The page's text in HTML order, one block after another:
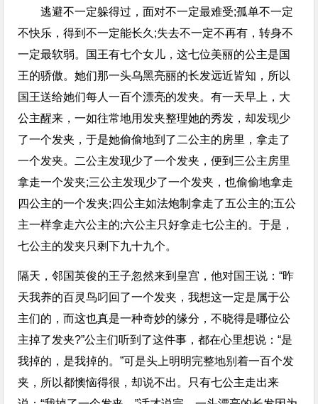
逃避不一定躲得过，面对不一定最难受;孤单不一定
不快乐，得到不一定能长久;失去不一定不再有，转身不
一定最软弱。国王有七个女儿，这七位美丽的公主是国
王的骄傲。她们那一头乌黑亮丽的长发远近皆知，所以
国王送给她们每人一百个漂亮的发夹。有一天早上，大
公主醒来，一如往常地用发夹整理她的秀发，却发现少
了一个发夹，于是她偷偷地到了二公主的房里，拿走了
一个发夹。二公主发现少了一个发夹，便到三公主房里
拿走一个发夹;三公主发现少了一个发夹，也偷偷地拿走
四公主的一个发夹;四公主如法炮制拿走了五公主的;五公
主一样拿走六公主的;六公主只好拿走七公主的。于是，
七公主的发夹只剩下九十九个。
隔天，邻国英俊的王子忽然来到皇宫，他对国王说：“昨
天我养的百灵鸟叼回了一个发夹，我想这一定是属于公
主们的，而这也真是一种奇妙的缘分，不晓得是哪位公
主掉了发夹?”公主们听到了这件事，都在心里想说：“是
我掉的，是我掉的。”可是头上明明完整地别着一百个发
夹，所以都懊恼得很，却说不出。只有七公主走出来